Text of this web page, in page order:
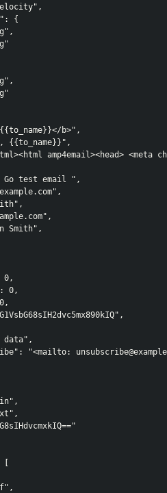
{
b>",
{{to_name}}",
amp4email><head> <meta
Go test email ",
Smith",
0,
0,
data",
"<mailto:
[